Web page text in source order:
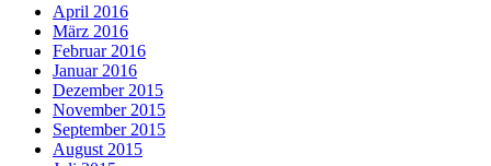
April 2016
März 2016
Februar 2016
Januar 2016
Dezember 2015
November 2015
September 2015
August 2015